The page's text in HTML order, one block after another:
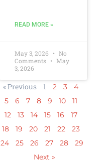
READ MORE »
May 3, 2026
No
Comments
May
3, 2026
« Previous 1 2 3
4
5
6 7 8 9 10
11
12
13 14 15 16
17
18
19 20 21 22
23
24
25 26 27 28
29
Next »